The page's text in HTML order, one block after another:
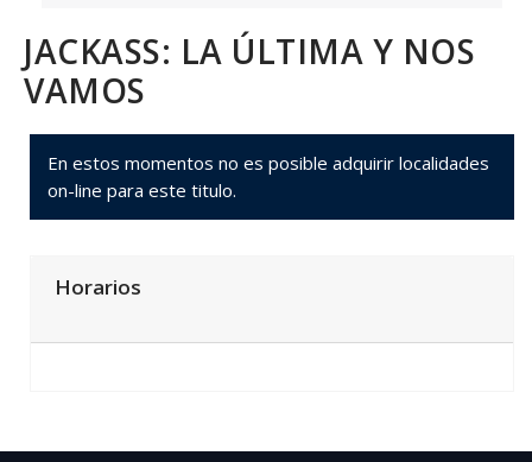
JACKASS: LA ÚLTIMA Y NOS
VAMOS
En estos momentos no es posible adquirir localidades
on-line para este titulo.
Horarios